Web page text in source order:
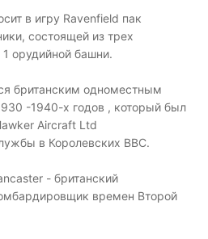
в игру Ravenfield пак
состоящей из трех
орудийной башни.
британским одноместным
-1940-х годов , который был
Aircraft Ltd
в Королевских ВВС.
- британский
времен Второй